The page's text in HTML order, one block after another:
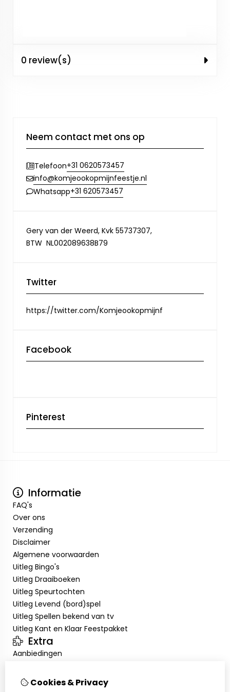
0 review(s)
Neem contact met ons op
Telefoon+31 0620573457
info@komjeookopmijnfeestje.nl
Whatsapp+31 620573457
Gery van der Weerd, Kvk 55737307,
BTW NL002089638B79
Twitter
https://twitter.com/Komjeookopmijnf
Facebook
Pinterest
Informatie
FAQ's
Over ons
Verzending
Disclaimer
Algemene voorwaarden
Uitleg Bingo's
Uitleg Draaiboeken
Uitleg Speurtochten
Uitleg Levend (bord)spel
Uitleg Spellen bekend van tv
Uitleg Kant en Klaar Feestpakket
Extra
Aanbiedingen
ContactCookies & Privacy